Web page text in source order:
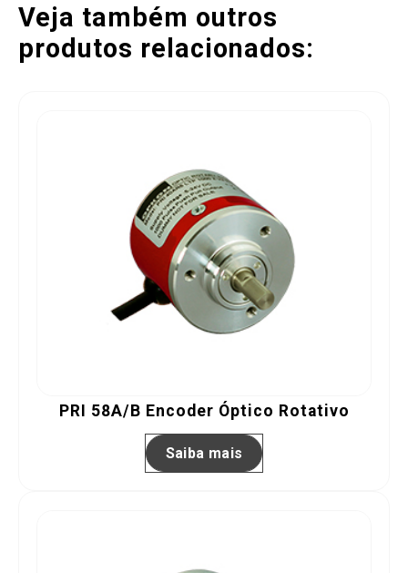
Veja também outros
produtos relacionados:
PRI 58A/B Encoder Óptico Rotativo
Saiba mais